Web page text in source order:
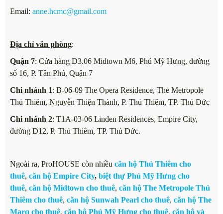
Email: anne.hcmc@gmail.com
Địa chỉ văn phòng:
Quận 7: Cửa hàng D3.06 Midtown M6, Phú Mỹ Hưng, đường
số 16, P. Tân Phú, Quận 7
Chi nhánh 1: B-06-09 The Opera Residence, The Metropole
Thủ Thiêm, Nguyễn Thiện Thành, P. Thủ Thiêm, TP. Thủ Đức
Chi nhánh 2: T1A-03-06 Linden Residences, Empire City,
đường D12, P. Thủ Thiêm, TP. Thủ Đức.
Ngoài ra, ProHOUSE còn nhiều căn hộ Thủ Thiêm cho
thuê, căn hộ Empire City, biệt thự Phú Mỹ Hưng cho
thuê, căn hộ Midtown cho thuê, căn hộ The Metropole Thủ
Thiêm cho thuê, căn hộ Sunwah Pearl cho thuê, căn hộ The
Marq cho thuê, căn hộ Phú Mỹ Hưng cho thuê, căn hộ và